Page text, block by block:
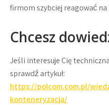
firmom szybciej reagować
Chcesz
Jeśli interesuje Cię
sprawdź artykuł:
https://polcom.com.pl/
konteneryzacja/